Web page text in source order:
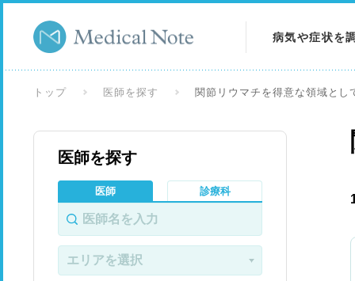
病気や症状を
トップ 医師を探す 関節リウマチを得意な領域とし
医師を探す
医師 診療科